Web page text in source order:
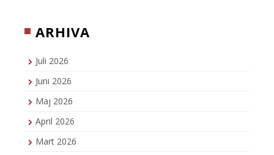
ARHIVA
Juli 2026
Juni 2026
Maj 2026
April 2026
Mart 2026